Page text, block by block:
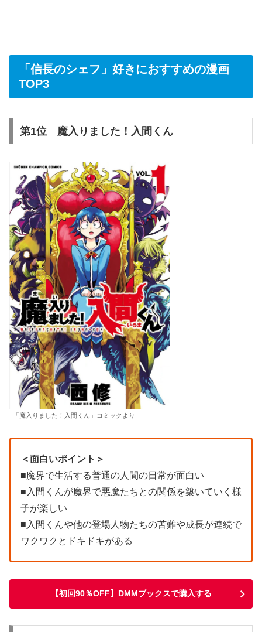
「信長のシェフ」好きにおすすめの漫画
TOP3
第1位 魔入りました！入間くん
「魔入りました！入間くん」コミックより
＜面白いポイント＞
■魔界で生活する普通の人間の日常が面白い
■入間くんが魔界で悪魔たちとの関係を築いていく様
子が楽しい
■入間くんや他の登場人物たちの苦難や成長が連続で
ワクワクとドキドキがある
【初回90％OFF】DMMブックスで購入する